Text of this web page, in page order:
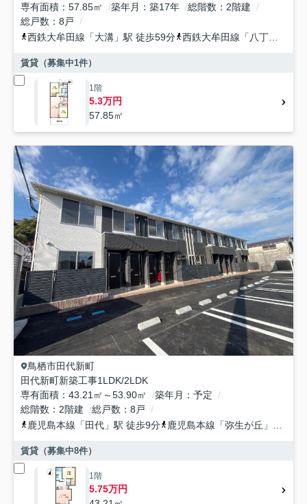
専有面積
57.85㎡ 築年月 築17年 総階数
2階建
総戸数
8戸
西鉄大牟田線 「大溝 」駅 徒歩59分 西鉄大牟田線 「 八丁牟田
賃貸（募集中1件）
1階
5.3万円
57.85㎡
鳥栖市田代新町
田代新町新築工事1LDK/2LDK
専有面積
43.21㎡～53.90㎡ 築年月
予定
総階数
2階建 総戸数
8戸
鹿児島本線 「 田代 」駅 徒歩9分 鹿児島本線 「弥生が丘 」駅 徒歩22分
賃貸（募集中8件）
1階
5.75万円